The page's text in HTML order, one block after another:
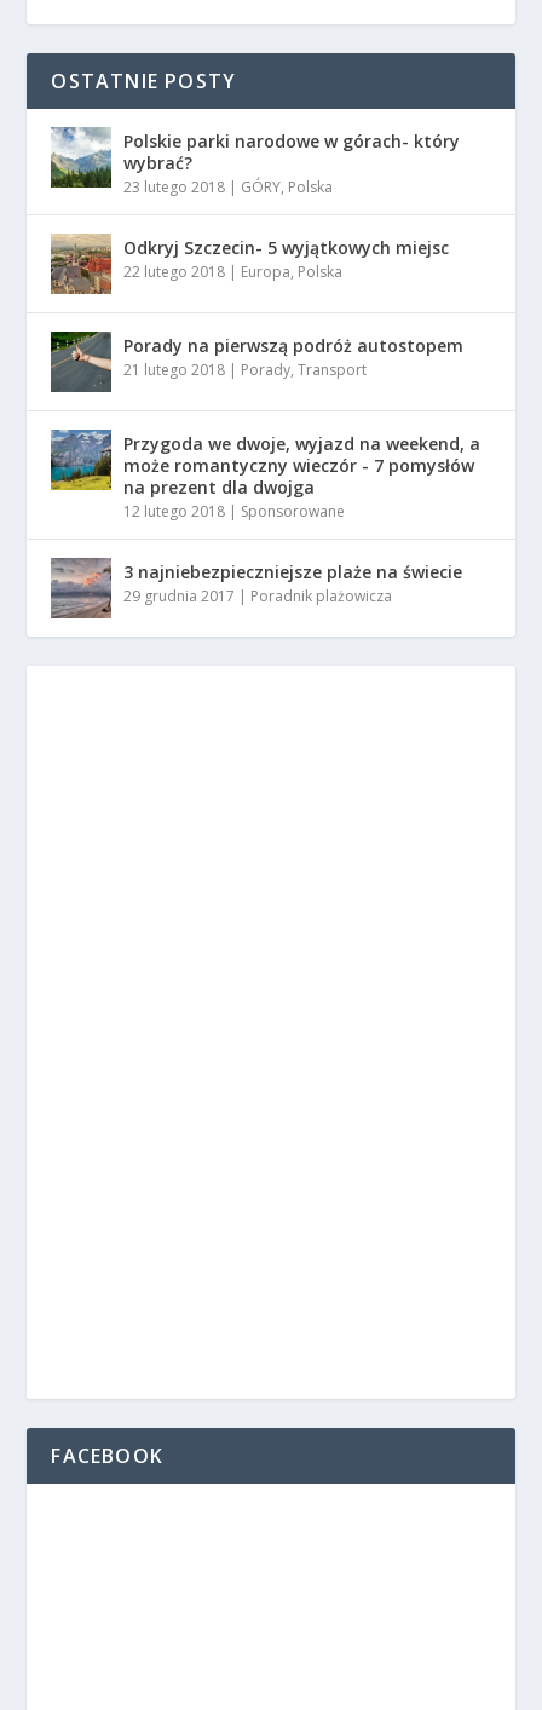
OSTATNIE POSTY
Polskie parki narodowe w górach- który
wybrać?
23 lutego 2018 GÓRY, Polska
Odkryj Szczecin- 5 wyjątkowych miejsc
22 lutego 2018 Europa, Polska
Porady na pierwszą podróż autostopem
21 lutego 2018 Porady,Transport
Przygoda we dwoje, wyjazd na weekend, a
może romantyczny wieczór - 7 pomysłów
na prezent dla dwojga
12 lutego 2018 Sponsorowane
3 najniebezpieczniejsze plaże na świecie
29 grudnia 2017 Poradnik plażowicza
FACEBOOK